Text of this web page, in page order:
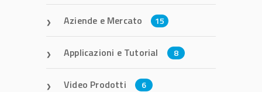
Aziende e Mercato 15
Applicazioni e Tutorial 8
Video Prodotti 6